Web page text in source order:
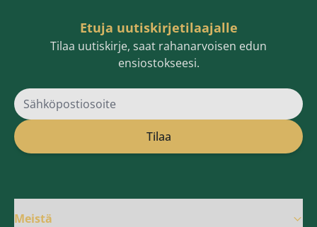
Etuja uutiskirjetilaajalle
Tilaa uutiskirje, saat rahanarvoisen edun
ensiostokseesi.
Sähköpostiosoite
Tilaa
Meistä